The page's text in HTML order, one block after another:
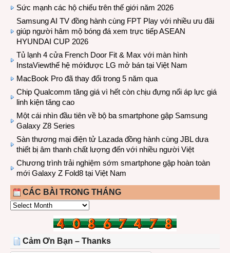
Sức mạnh các hộ chiếu trên thế giới năm 2026
Samsung AI TV đồng hành cùng FPT Play với nhiều ưu đãi
giúp người hâm mộ bóng đá xem trực tiếp ASEAN
HYUNDAI CUP 2026
Tủ lạnh 4 cửa French Door Fit & Max với màn hình
InstaViewthế hệ mớiđược LG mở bán tại Việt Nam
MacBook Pro đã thay đổi trong 5 năm qua
Chip Qualcomm tăng giá vì hết còn chịu đựng nổi áp lực giá
linh kiện tăng cao
Một cái nhìn đầu tiên về bộ ba smartphone gập Samsung
Galaxy Z8 Series
Sàn thương mại điện tử Lazada đồng hành cùng JBL dưa
thiết bị âm thanh chất lượng đến với nhiều người Việt
Chương trình trải nghiệm sớm smartphone gập hoàn toàn
mới Galaxy Z Fold8 tại Việt Nam
CÁC BÀI TRONG THÁNG
CÁC
THÁNG
Cảm Ơn Bạn – Thanks